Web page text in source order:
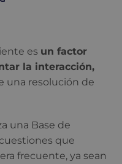
es un factor
la interacción,
una resolución de
una Base de
que
frecuente, ya sean